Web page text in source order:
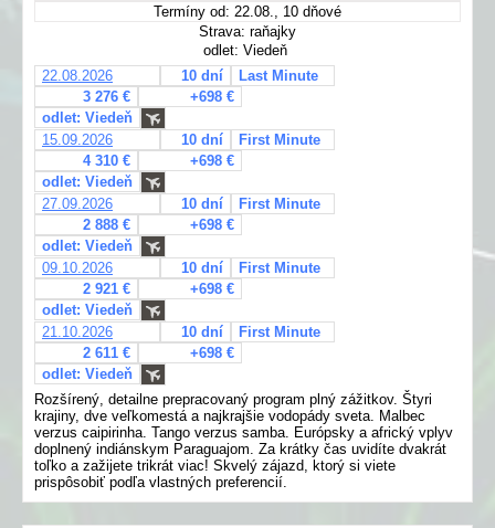
Termíny od: 22.08., 10 dňové
Strava: raňajky
odlet: Viedeň
22.08.2026
10 dní
Last Minute
3 276 €
+698 €
odlet: Viedeň
15.09.2026
10 dní
First Minute
4 310 €
+698 €
odlet: Viedeň
27.09.2026
10 dní
First Minute
2 888 €
+698 €
odlet: Viedeň
09.10.2026
10 dní
First Minute
2 921 €
+698 €
odlet: Viedeň
21.10.2026
10 dní
First Minute
2 611 €
+698 €
odlet: Viedeň
Rozšírený, detailne prepracovaný program plný zážitkov. Štyri
krajiny, dve veľkomestá a najkrajšie vodopády sveta. Malbec
verzus caipirinha. Tango verzus samba. Európsky a africký vplyv
doplnený indiánskym Paraguajom. Za krátky čas uvidíte dvakrát
toľko a zažijete trikrát viac! Skvelý zájazd, ktorý si viete
prispôsobiť podľa vlastných preferencií.